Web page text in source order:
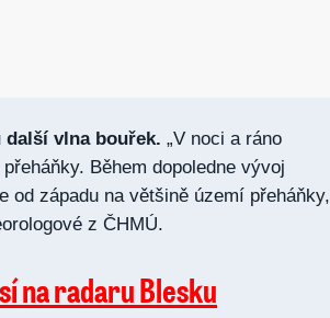
další vlna bouřek. „V noci a ráno
Během dopoledne vývoj
od západu na většině území přeháňky,
z ČHMÚ.
na radaru Blesku